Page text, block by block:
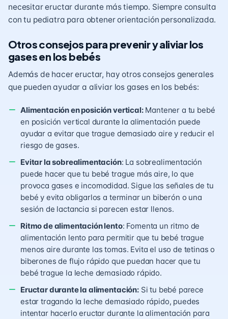
necesitar eructar durante más tiempo. Siempre consulta
con tu pediatra para obtener orientación personalizada.
Otros consejos para prevenir y aliviar los
gases en los bebés
Además de hacer eructar, hay otros consejos generales
que pueden ayudar a aliviar los gases en los bebés:
Alimentación en posición vertical:Mantener a tu bebé
en posición vertical durante la alimentación puede
ayudar a evitar que trague demasiado aire y reducir el
riesgo de gases.
Evitar la sobrealimentación: La sobrealimentación
puede hacer que tu bebé trague más aire, lo que
provoca gases e incomodidad. Sigue las señales de tu
bebé y evita obligarlos a terminar un biberón o una
sesión de lactancia si parecen estar llenos.
Ritmo de alimentación lento: Fomenta un ritmo de
alimentación lento para permitir que tu bebé trague
menos aire durante las tomas. Evita el uso de tetinas o
biberones de flujo rápido que puedan hacer que tu
bebé trague la leche demasiado rápido.
Eructar durante la alimentación:Si tu bebé parece
estar tragando la leche demasiado rápido, puedes
intentar hacerlo eructar durante la alimentación para